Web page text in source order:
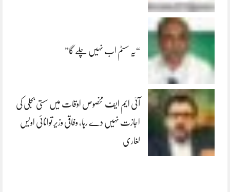
“یہ سسٹم اب نہیں چلے گا”
آئی ایم ایف مخصوص اوقات میں سستی بجلی کی
اجازت نہیں دے رہا، وفاقی وزیر توانائی اویس
لغاری